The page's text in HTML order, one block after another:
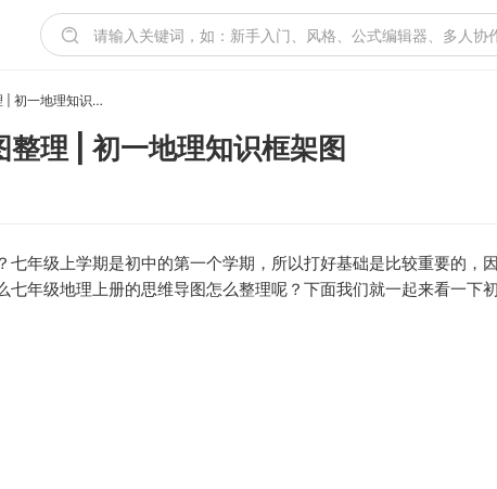
七年级地理上册思维导图整理 | 初一地理知识框架图
理 | 初一地理知识框架图
年级上学期是初中的第一个学期，所以打好基础是比较重要的，
年级地理上册的思维导图怎么整理呢？下面我们就一起来看一下